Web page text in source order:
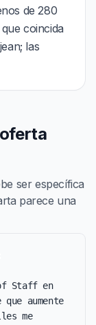
de 280
coincida
las
ser específica
parece una
Staff en
aumente
me